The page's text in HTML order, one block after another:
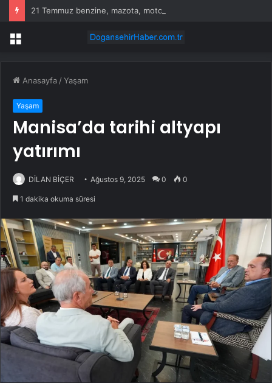
Menü
Anasayfa /Yaşam
Yaşam
Manisa’da tarihi altyapı
yatırımı
DİLAN BİÇER Ağustos 9, 2025 0 0
1 dakika okuma süresi